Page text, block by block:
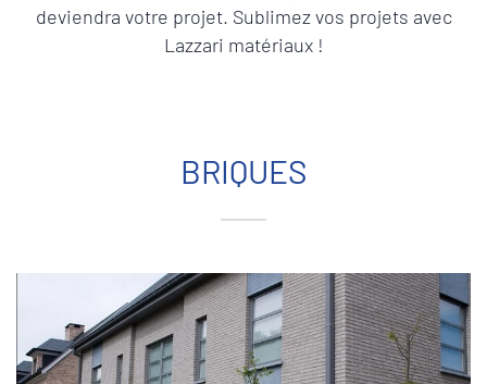
deviendra votre projet. Sublimez vos projets avec
Lazzari matériaux !
BRIQUES